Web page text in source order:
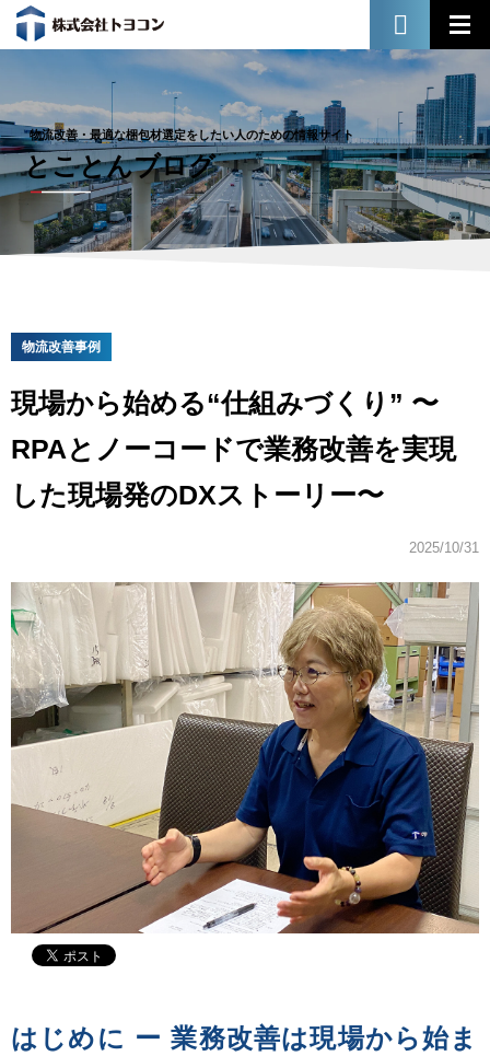
物流改善・最適な梱包材選定をしたい人のための情報サイト
とことんブログ
物流改善事例
現場から始める“仕組みづくり” 〜
RPAとノーコードで業務改善を実現
した現場発のDXストーリー〜
2025/10/31
はじめに ー 業務改善は現場から始ま